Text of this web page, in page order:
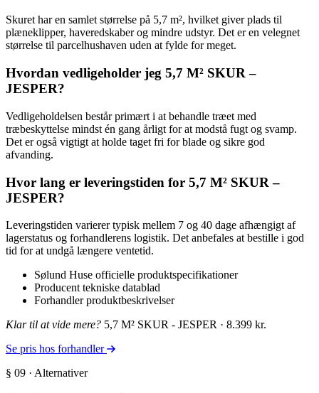
Skuret har en samlet størrelse på 5,7 m², hvilket giver plads til
plæneklipper, haveredskaber og mindre udstyr. Det er en velegnet
størrelse til parcelhushaven uden at fylde for meget.
Hvordan vedligeholder jeg 5,7 M² SKUR –
JESPER?
Vedligeholdelsen består primært i at behandle træet med
træbeskyttelse mindst én gang årligt for at modstå fugt og svamp.
Det er også vigtigt at holde taget fri for blade og sikre god
afvanding.
Hvor lang er leveringstiden for 5,7 M² SKUR –
JESPER?
Leveringstiden varierer typisk mellem 7 og 40 dage afhængigt af
lagerstatus og forhandlerens logistik. Det anbefales at bestille i god
tid for at undgå længere ventetid.
Sølund Huse officielle produktspecifikationer
Producent tekniske datablad
Forhandler produktbeskrivelser
Klar til at vide mere? 5,7 M² SKUR - JESPER · 8.399 kr.
Se pris hos forhandler
§ 09 · Alternativer